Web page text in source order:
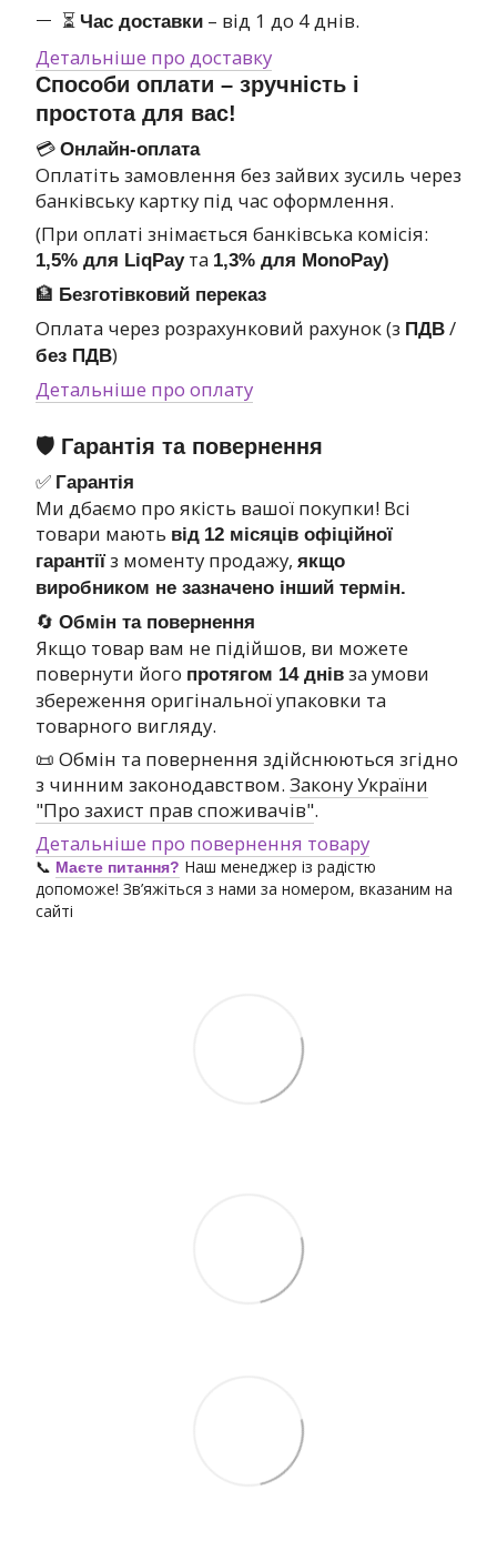
⏳ Час доставки – від 1 до 4 днів.
Детальніше про доставку
Способи оплати – зручність і
простота для вас!
💳 Онлайн-оплата
Оплатіть замовлення без зайвих зусиль через
банківську картку під час оформлення.
(При оплаті знімається банківська комісія:
1,5% для LiqPayта 1,3% для MonoPay)
🏦 Безготівковий переказ
Оплата через розрахунковий рахунок (з ПДВ /
без ПДВ)
Детальніше про оплату
🛡 Гарантія та повернення
✅ Гарантія
Ми дбаємо про якість вашої покупки! Всі
товари мають від 12 місяців офіційної
гарантії з моменту продажу, якщо
виробником не зазначено інший термін.
🔄 Обмін та повернення
Якщо товар вам не підійшов, ви можете
повернути його протягом 14 днів за умови
збереження оригінальної упаковки та
товарного вигляду.
📜 Обмін та повернення здійснюються згідно
з чинним законодавством. Закону України
"Про захист прав споживачів".
Детальніше про повернення товару
📞 Маєте питання? Наш менеджер із радістю
допоможе! Зв’яжіться з нами за номером, вказаним на
сайті